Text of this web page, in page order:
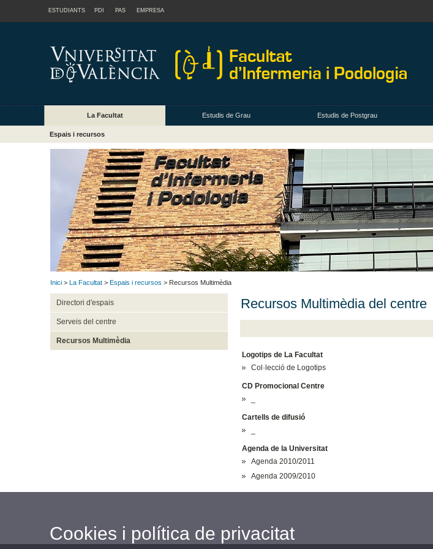
ESTUDIANTS PDI PAS EMPRESA
La Facultat Estudis de Grau Estudis de Postgrau
Espais i recursos
Inici > La Facultat > Espais i recursos > Recursos Multimèdia
Directori d'espais
Serveis del centre
Recursos Multimèdia
Recursos Multimèdia del centre
Logotips de La Facultat
Col·lecció de Logotips
CD Promocional Centre
Cartells de difusió
Agenda de la Universitat
Agenda 2010/2011
Agenda 2009/2010
Cookies i política de privacitat